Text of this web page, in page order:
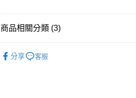
全家取貨付款
商品相關分類 (3)
分享 客服